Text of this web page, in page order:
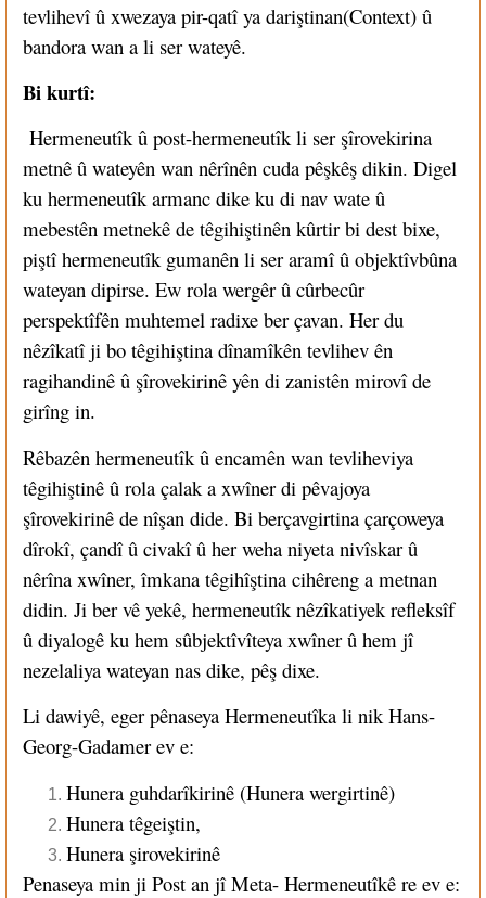
tevlihevî û xwezaya pir-qatî ya dariştinan(Context) û
bandora wan a li ser wateyê.
Bi kurtî:
Hermeneutîk û post-hermeneutîk li ser şîrovekirina
metnê û wateyên wan nêrînên cuda pêşkêş dikin. Digel
ku hermeneutîk armanc dike ku di nav wate û
mebestên metnekê de têgihiştinên kûrtir bi dest bixe,
piştî hermeneutîk gumanên li ser aramî û objektîvbûna
wateyan dipirse. Ew rola wergêr û cûrbecûr
perspektîfên muhtemel radixe ber çavan. Her du
nêzîkatî ji bo têgihiştina dînamîkên tevlihev ên
ragihandinê û şîrovekirinê yên di zanistên mirovî de
girîng in.
Rêbazên hermeneutîk û encamên wan tevliheviya
têgihiştinê û rola çalak a xwîner di pêvajoya
şîrovekirinê de nîşan dide. Bi berçavgirtina çarçoweya
dîrokî, çandî û civakî û her weha niyeta nivîskar û
nêrîna xwîner, îmkana têgihîştina cihêreng a metnan
didin. Ji ber vê yekê, hermeneutîk nêzîkatiyek refleksîf
û diyalogê ku hem sûbjektîvîteya xwîner û hem jî
nezelaliya wateyan nas dike, pêş dixe.
Li dawiyê, eger pênaseya Hermeneutîka li nik Hans-
Georg-Gadamer ev e:
Hunera guhdarîkirinê (Hunera wergirtinê)
Hunera têgeiştin,
Hunera şirovekirinê
Penaseya min ji Post an jî Meta- Hermeneutîkê re ev e: